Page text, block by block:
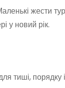
жести
у новий рік.
тиші,